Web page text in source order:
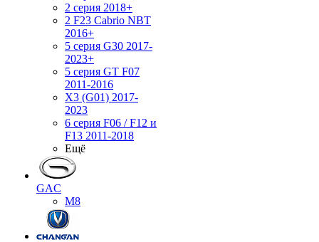
2 серия 2018+
2 F23 Cabrio NBT
2016+
5 серия G30 2017-
2023+
5 серия GT F07
2011-2016
X3 (G01) 2017-
2023
6 серия F06 / F12 и
F13 2011-2018
Ещё
GAC
M8